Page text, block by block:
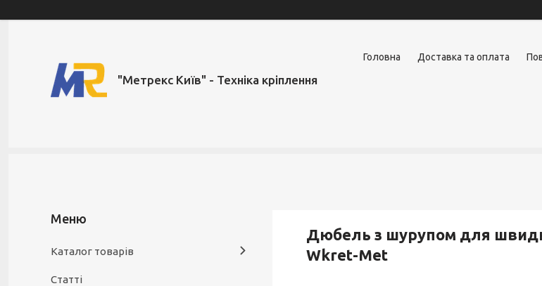
"Метрекс Київ" - Техніка кріплення
Головна Доставка та оплата
Дюбель з шурупом для
Wkret-Met
Каталог товарів
Статті